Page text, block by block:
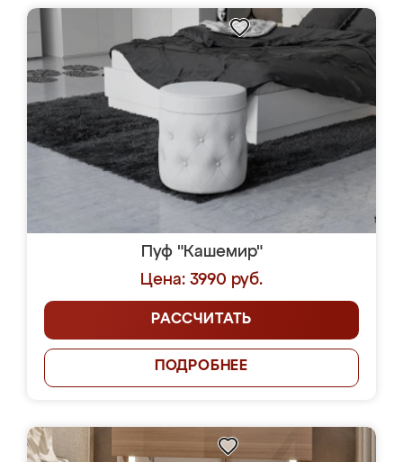
Пуф "Кашемир"
Цена: 3990 руб.
РАССЧИТАТЬ
ПОДРОБНЕЕ